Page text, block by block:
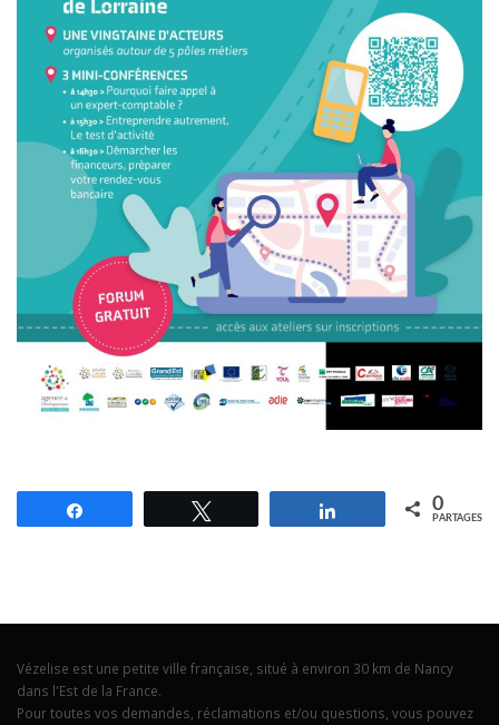
Partagez 0
PARTAGES
Vézelise est une petite ville française, situé à environ 30 km de Nancy
dans l'Est de la France.
Pour toutes vos demandes, réclamations et/ou questions, vous pouvez